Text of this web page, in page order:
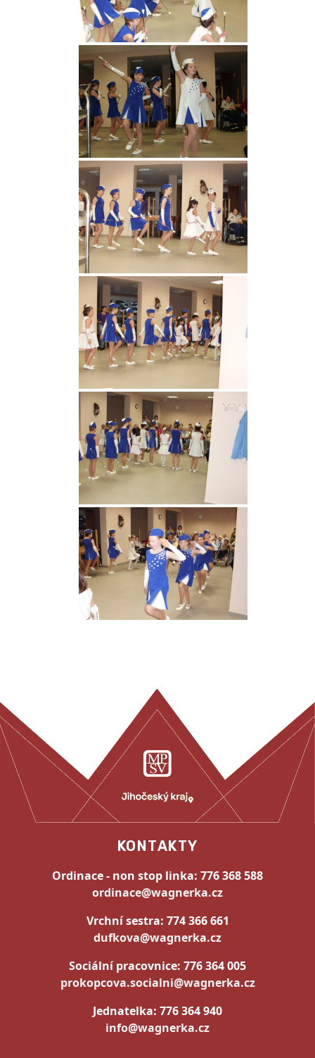
KONTAKTY
Ordinace - non stop linka: 776 368 588
ordinace@wagnerka.cz
Vrchní sestra: 774 366 661
dufkova@wagnerka.cz
Sociální pracovnice: 776 364 005
prokopcova.socialni@wagnerka.cz
Jednatelka: 776 364 940
info@wagnerka.cz